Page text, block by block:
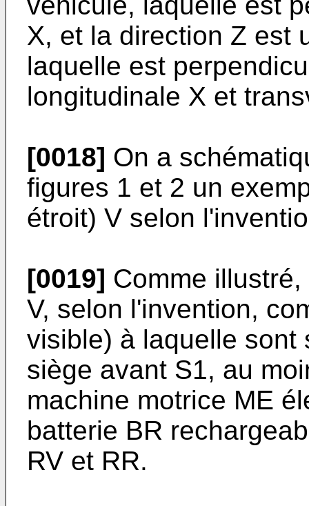
X, et la direction Z est
laquelle est
longitudinale X et
[0018] On a
figures 1 et 2 un
étroit) V selon
[0019] Comme
V, selon l'invention,
visible) à laquelle sont
siège avant S1, au
machine motrice ME
batterie BR
RV et RR.